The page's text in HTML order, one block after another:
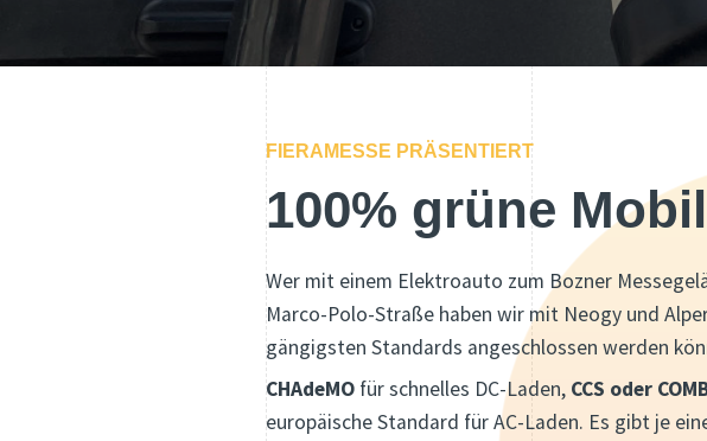
FIERAMESSE PRÄSENTIERT
100% grüne
Wer mit einem Elektroauto zum Bozner
Marco-Polo-Straße haben wir mit Neogy und
gängigsten Standards angeschlossen werden
CHAdeMO für schnelles DC-Laden, CCS oder
europäische Standard für AC-Laden. Es gibt je